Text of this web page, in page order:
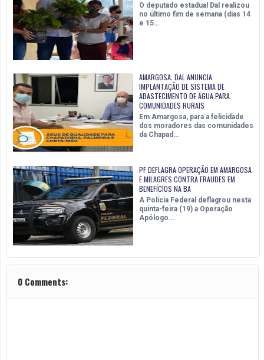
O deputado estadual Dal realizou
no último fim de semana (dias 14
e 15…
AMARGOSA: DAL ANUNCIA
IMPLANTAÇÃO DE SISTEMA DE
ABASTECIMENTO DE ÁGUA PARA
COMUNIDADES RURAIS
Em Amargosa, para a felicidade
dos moradores das comunidades
da Chapad…
PF DEFLAGRA OPERAÇÃO EM AMARGOSA
E MILAGRES CONTRA FRAUDES EM
BENEFÍCIOS NA BA
A Polícia Federal deflagrou nesta
quinta-feira (19) a Operação
Apólogo…
0 Comments: